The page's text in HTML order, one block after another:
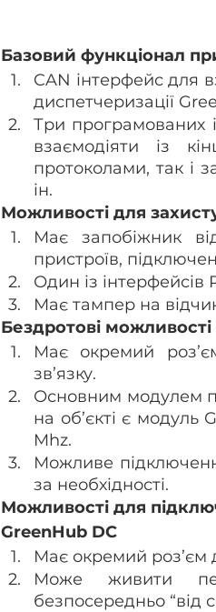
Базовий функціонал
CAN інтерфейс для
диспетчеризації
Три програмованих
взаємодіяти із
протоколами, так і
ін.
Можливості для
Має запобіжник
пристроїв,
Один із інтерфейсів
Має тампер на
Бездротові
Має окремий
зв’язку.
Основним модулем
на об’єкті є модуль
Mhz.
Можливе
за необхідності.
Можливості для
GreenHub DC
Має окремий роз’єм
Може живити
безпосередньо “від